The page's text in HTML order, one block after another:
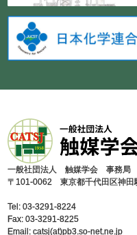
⼀般社団法⼈ 触媒学会 事務局
〒101-0062 東京都千代⽥区神⽥
Tel: 03-3291-8224
Fax: 03-3291-8225
Email: catsj(at)pb3.so-net.ne.jp